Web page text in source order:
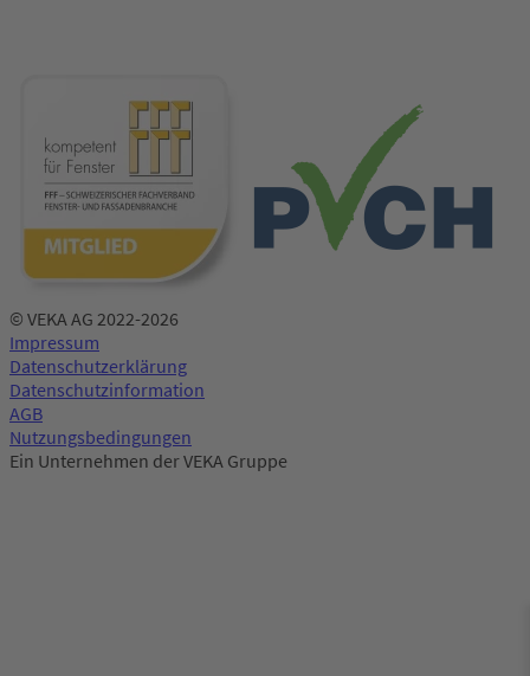
© VEKA AG 2022-2026
Impressum
Datenschutzerklärung
Datenschutzinformation
AGB
Nutzungsbedingungen
Ein Unternehmen der VEKA Gruppe